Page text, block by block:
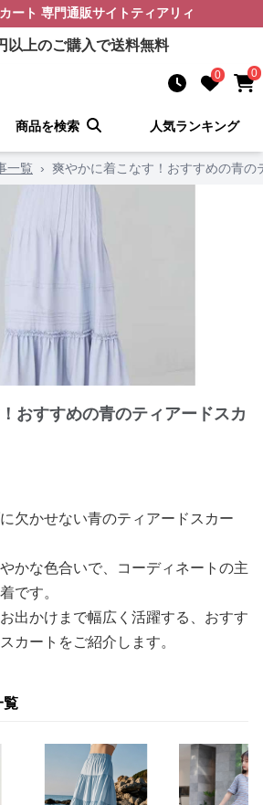
ート 専門通販サイト ティアリィ
以上のご購入で送料無料
0 0
商品を検索 人気ランキング
一覧 › 爽やかに着こなす！おすすめの青の
おすすめの青のティアードスカ
欠かせない青のティアードスカー
かな色合いで、コーディネートの主
です。
出かけまで幅広く活躍する、おすす
カートをご紹介します。
覧